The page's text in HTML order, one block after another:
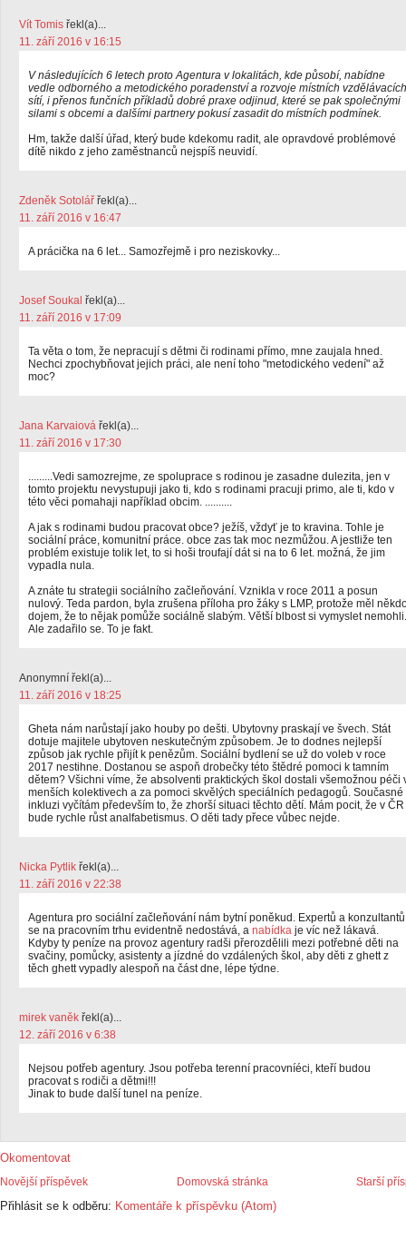
Vít Tomis řekl(a)...
11. září 2016 v 16:15
V následujících 6 letech proto Agentura v lokalitách, kde působí, nabídne
vedle odborného a metodického poradenství a rozvoje místních vzdělávacích
sítí, i přenos funčních příkladů dobré praxe odjinud, které se pak společnými
silami s obcemi a dalšími partnery pokusí zasadit do místních podmínek.
Hm, takže další úřad, který bude kdekomu radit, ale opravdové problémové
dítě nikdo z jeho zaměstnanců nejspíš neuvidí.
Zdeněk Sotolář řekl(a)...
11. září 2016 v 16:47
A prácička na 6 let... Samozřejmě i pro neziskovky...
Josef Soukal řekl(a)...
11. září 2016 v 17:09
Ta věta o tom, že nepracují s dětmi či rodinami přímo, mne zaujala hned.
Nechci zpochybňovat jejich práci, ale není toho "metodického vedení" až
moc?
Jana Karvaiová řekl(a)...
11. září 2016 v 17:30
.........Vedi samozrejme, ze spoluprace s rodinou je zasadne dulezita, jen v
tomto projektu nevystupuji jako ti, kdo s rodinami pracuji primo, ale ti, kdo v
této věci pomahaji například obcim. ..........
A jak s rodinami budou pracovat obce? ježíš, vždyť je to kravina. Tohle je
sociální práce, komunitní práce. obce zas tak moc nezmůžou. A jestliže ten
problém existuje tolik let, to si hoši troufají dát si na to 6 let. možná, že jim
vypadla nula.
A znáte tu strategii sociálního začleňování. Vznikla v roce 2011 a posun
nulový. Teda pardon, byla zrušena příloha pro žáky s LMP, protože měl
dojem, že to nějak pomůže sociálně slabým. Větší blbost si vymyslet nemohli.
Ale zadařilo se. To je fakt.
Anonymní řekl(a)...
11. září 2016 v 18:25
Gheta nám narůstají jako houby po dešti. Ubytovny praskají ve švech. Stát
dotuje majitele ubytoven neskutečným způsobem. Je to dodnes nejlepší
způsob jak rychle přijít k penězům. Sociální bydlení se už do voleb v roce
2017 nestihne. Dostanou se aspoň drobečky této štědré pomoci k tamním
dětem? Všichni víme, že absolventi praktických škol dostali všemožnou péči
menších kolektivech a za pomoci skvělých speciálních pedagogů. Současné
inkluzi vyčítám především to, že zhorší situaci těchto dětí. Mám pocit, že v ČR
bude rychle růst analfabetismus. O děti tady přece vůbec nejde.
Nicka Pytlik řekl(a)...
11. září 2016 v 22:38
Agentura pro sociální začleňování nám bytní poněkud. Expertů a konzultantů
se na pracovním trhu evidentně nedostává, a nabídka je víc než lákavá.
Kdyby ty peníze na provoz agentury radši přerozdělili mezi potřebné děti na
svačiny, pomůcky, asistenty a jízdné do vzdálených škol, aby děti z ghett z
těch ghett vypadly alespoň na část dne, lépe týdne.
mirek vaněk řekl(a)...
12. září 2016 v 6:38
Nejsou potřeb agentury. Jsou potřeba terenní pracovníéci, kteří budou
pracovat s rodiči a dětmi!!!
Jinak to bude další tunel na peníze.
Okomentovat
Novější příspěvek Starší
Domovská stránka
Přihlásit se k odběru: Komentáře k příspěvku (Atom)